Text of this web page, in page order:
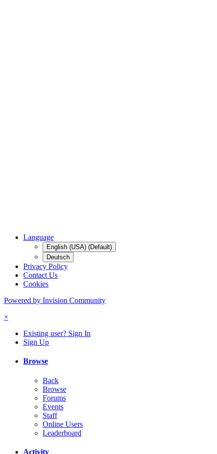
Language
English (USA) (Default)
Deutsch
Privacy Policy
Contact Us
Cookies
Powered by Invision Community
×
Existing user? Sign In
Sign Up
Browse
Back
Browse
Forums
Events
Staff
Online Users
Leaderboard
Activity